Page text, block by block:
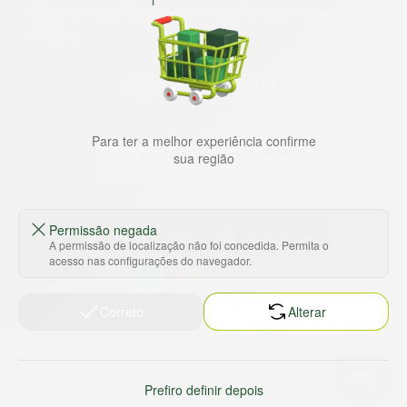
Grande São Paulo, litoral e interior de São Paulo. Vem ser
HORTUS COMERCIO DE ALIMENTOS S.A
CNPJ: 09.000.493/0002-15
Ajuda e Suporte
Política de privacidade
Para ter a melhor experiência confirme
sua região
Permissão negada
A permissão de localização não foi concedida. Permita o
acesso nas configurações do navegador.
Alterar
Prefiro definir depois